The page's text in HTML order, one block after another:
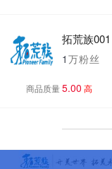
拓荒族001
1万粉丝
商品质量5.00 高